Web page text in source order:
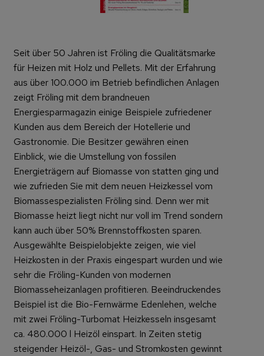
Seit über 50 Jahren ist Fröling die Qualitätsmarke
für Heizen mit Holz und Pellets. Mit der Erfahrung
aus über 100.000 im Betrieb befindlichen Anlagen
zeigt Fröling mit dem brandneuen
Energiesparmagazin einige Beispiele zufriedener
Kunden aus dem Bereich der Hotellerie und
Gastronomie. Die Besitzer gewähren einen
Einblick, wie die Umstellung von fossilen
Energieträgern auf Biomasse von statten ging und
wie zufrieden Sie mit dem neuen Heizkessel vom
Biomassespezialisten Fröling sind. Denn wer mit
Biomasse heizt liegt nicht nur voll im Trend sondern
kann auch über 50% Brennstoffkosten sparen.
Ausgewählte Beispielobjekte zeigen, wie viel
Heizkosten in der Praxis eingespart wurden und wie
sehr die Fröling-Kunden von modernen
Biomasseheizanlagen profitieren. Beeindruckendes
Beispiel ist die Bio-Fernwärme Edenlehen, welche
mit zwei Fröling-Turbomat Heizkesseln insgesamt
ca. 480.000 l Heizöl einspart. In Zeiten stetig
steigender Heizöl-, Gas- und Stromkosten gewinnt